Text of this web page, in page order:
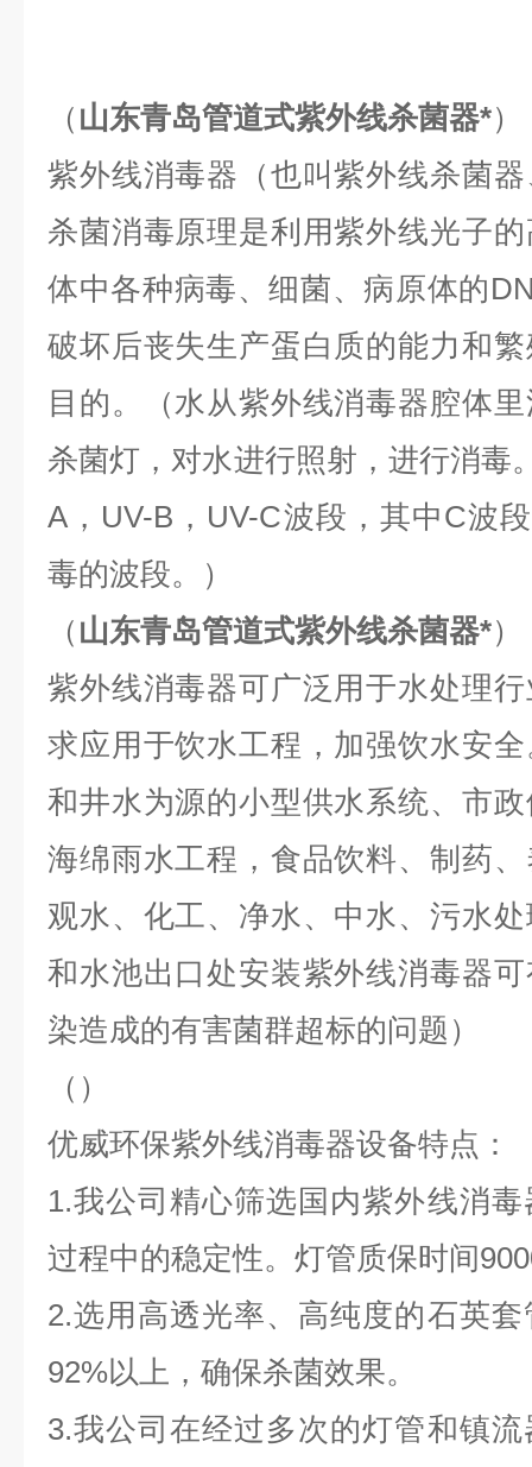
（ 山东青岛管道式紫外线杀菌器*）
紫外线消毒器（也叫紫外线杀菌
杀菌消毒原理是利用紫外线光子
体中各种病毒、细菌、病原体的
破坏后丧失生产蛋白质的能力和
目的。（水从紫外线消毒器腔体
杀菌灯，对水进行照射，进行消毒
A，UV-B，UV-C波段，其中C波
毒的波段。）
（ 山东青岛管道式紫外线杀菌器*）
紫外线消毒器可广泛用于水处理
求应用于饮水工程，加强饮水安
和井水为源的小型供水系统、市
海绵雨水工程，食品饮料、制药
观水、化工、净水、中水、污水
和水池出口处安装紫外线消毒器
染造成的有害菌群超标的问题）
（ ）​
优威环保紫外线消毒器设备特点：
1.我公司精心筛选国内紫外线消
过程中的稳定性。灯管质保时间
2.选用高透光率、高纯度的石英
92%以上，确保杀菌效果。
3.我公司在经过多次的灯管和镇